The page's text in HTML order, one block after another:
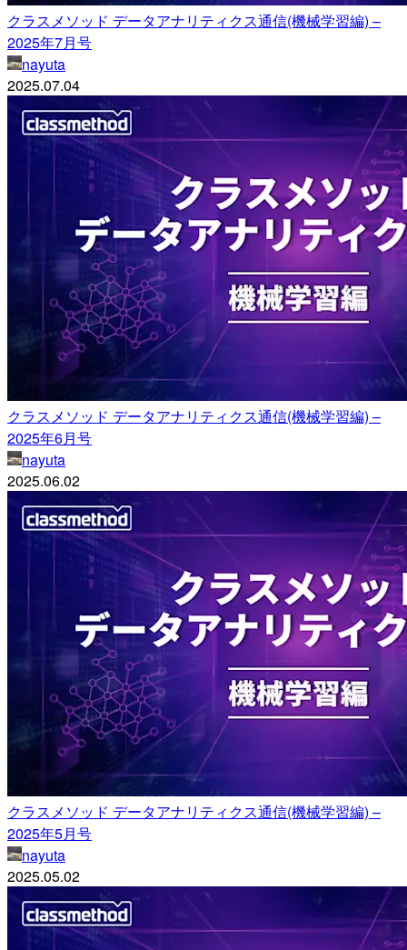
クラスメソッド データアナリティクス通信(機械学習編) –
2025年7月号
nayuta
2025.07.04
クラスメソッド データアナリティクス通信(機械学習編) –
2025年6月号
nayuta
2025.06.02
クラスメソッド データアナリティクス通信(機械学習編) –
2025年5月号
nayuta
2025.05.02